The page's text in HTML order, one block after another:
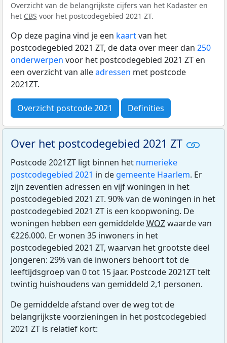
Overzicht van de belangrijkste cijfers van het Kadaster en
het CBS voor het postcodegebied 2021 ZT.
Op deze pagina vind je een kaartvan het
postcodegebied 2021 ZT, de data over meer dan 250
onderwerpen voor het postcodegebied 2021 ZT en
een overzicht van alleadressen met postcode
2021ZT.
Overzicht postcode 2021 Definities
Over het postcodegebied 2021 ZT
Postcode 2021ZT ligt binnen het numerieke
postcodegebied 2021 in de gemeente Haarlem. Er
zijn zeventien adressen en vijf woningen in het
postcodegebied 2021 ZT. 90% van de woningen in het
postcodegebied 2021 ZT is een koopwoning. De
woningen hebben een gemiddeldeWOZwaarde van
€226.000. Er wonen 35 inwoners in het
postcodegebied 2021 ZT, waarvan het grootste deel
jongeren: 29% van de inwoners behoort tot de
leeftijdsgroep van 0 tot 15 jaar. Postcode 2021ZT telt
twintig huishoudens van gemiddeld 2,1 personen.
De gemiddelde afstand over de weg tot de
belangrijkste voorzieningen in het postcodegebied
2021 ZT is relatief kort: